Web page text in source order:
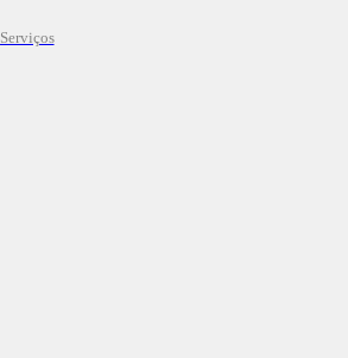
Serviços